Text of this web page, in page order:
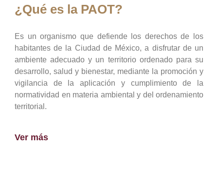
¿Qué es la PAOT?
Es un organismo que defiende los derechos de los
habitantes de la Ciudad de México, a disfrutar de un
ambiente adecuado y un territorio ordenado para su
desarrollo, salud y bienestar, mediante la promoción y
vigilancia de la aplicación y cumplimiento de la
normatividad en materia ambiental y del ordenamiento
territorial.
Ver más